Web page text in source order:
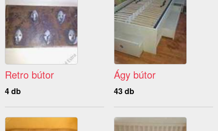
Retro bútor
4 db
Ágy bútor
43 db